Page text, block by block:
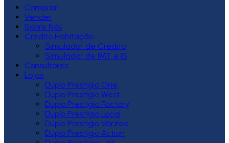
Comprar
Vender
Sobre Nós
Crédito Habitação
Simulador de Crédito
Simulador de IMT e IS
Consultores
Lojas
Duplo Prestígio One
Duplo Prestígio West
Duplo Prestígio Factory
Duplo Prestígio Local
Duplo Prestígio Várzea
Duplo Prestígio Action